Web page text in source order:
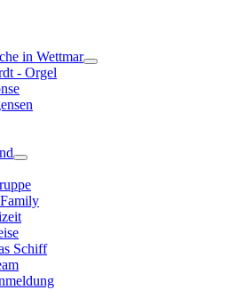
in Wettmar
- Orgel
Schiff